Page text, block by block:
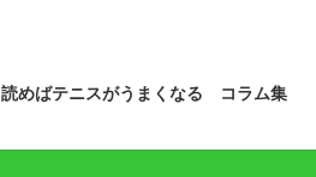
読めばテニスがうまくなる コラム集